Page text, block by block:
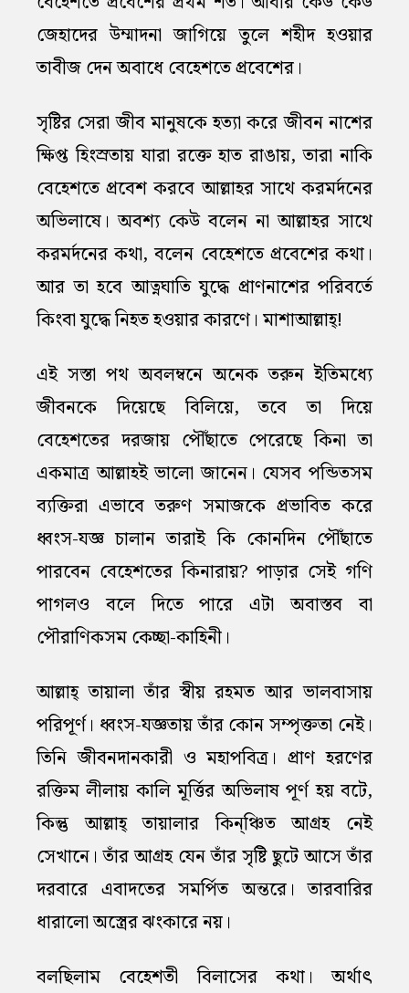
জেহাদের উম্মাদনা জাগিয়ে তুলে শহীদ হওয়ার
তাবীজ দেন অবাধে বেহেশতে প্রবেশের।
সৃষ্টির সেরা জীব মানুষকে হত্যা করে জীবন নাশের
ক্ষিপ্ত হিংস্রতায় যারা রক্তে হাত রাঙায়, তারা নাকি
বেহেশতে প্রবেশ করবে আল্লাহর সাথে করমর্দনের
অভিলাষে। অবশ্য কেউ বলেন না আল্লাহর সাথে
করমর্দনের কথা, বলেন বেহেশতে প্রবেশের কথা।
আর তা হবে আত্নঘাতি যুদ্ধে প্রাণনাশের পরিবর্তে
কিংবা যুদ্ধে নিহত হওয়ার কারণে। মাশাআল্লাহ্‌!
এই সস্তা পথ অবলম্বনে অনেক তরুন ইতিমধ্যে
জীবনকে দিয়েছে বিলিয়ে, তবে তা দিয়ে
বেহেশতের দরজায় পৌঁছাতে পেরেছে কিনা তা
একমাত্র আল্লাহই ভালো জানেন। যেসব পন্ডিতসম
ব্যক্তিরা এভাবে তরুণ সমাজকে প্রভাবিত করে
ধ্বংস-যজ্ঞ চালান তারাই কি কোনদিন পৌঁছাতে
পারবেন বেহেশতের কিনারায়? পাড়ার সেই গণি
পাগলও বলে দিতে পারে এটা অবাস্তব বা
পৌরাণিকসম কেচ্ছা-কাহিনী।
আল্লাহ্‌ তায়ালা তাঁর স্বীয় রহমত আর ভালবাসায়
পরিপূর্ণ। ধ্বংস-যজ্ঞতায় তাঁর কোন সম্পৃক্ততা নেই।
তিনি জীবনদানকারী ও মহাপবিত্র। প্রাণ হরণের
রক্তিম লীলায় কালি মূর্ত্তির অভিলাষ পূর্ণ হয় বটে,
কিন্তু আল্লাহ্‌ তায়ালার কিন্ঞ্চিত আগ্রহ নেই
সেখানে। তাঁর আগ্রহ যেন তাঁর সৃষ্টি ছুটে আসে তাঁর
দরবারে এবাদতের সমর্পিত অন্তরে। তারবারির
ধারালো অস্ত্রের ঝংকারে নয়।
বলছিলাম বেহেশতী বিলাসের কথা। অর্থাৎ